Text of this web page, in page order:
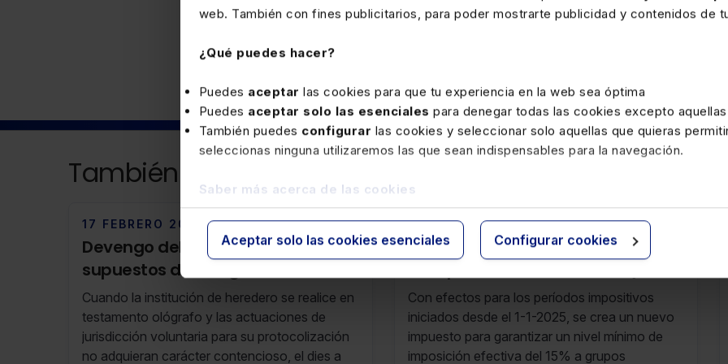
web. También con fines publicitarios, para poder mostrarte publicidad y contenidos de
¿Qué puedes hacer?
Puedes aceptar las cookies para que tu experiencia en la web sea óptima
Puedes aceptar solo las esenciales para denegar todas las cookies excepto
También puedes configurar las cookies y seleccionar solo aquellas que quieras
seleccionas ninguna utilizaremos las que sean indispensables para la navegación.
Saber más acerca de las cookies
Aceptar solo las cookies esenciales Configurar cookies
Fiscal
También puede interesarte
17 FEBRERO 2026
Devengo del Impuesto en los
supuestos de otorgamiento de
testamento ológrafo
Cuando la institución de heredero se realice en
testamento ológrafo y las actuaciones de
jurisdicción voluntaria para su protocolización
no adquieran carácter contencioso, el dies a
23 DICIEMBRE 2025
Aprobación del Impuesto
51/25 16 de Diciembre de 2025 al
22 de Diciembre de 2025)
Con efectos para los períodos impositivos
iniciados desde el 1-1-2025, se crea un nuevo
impuesto para garantizar un nivel mínimo de
imposición efectiva del 15% a grupos